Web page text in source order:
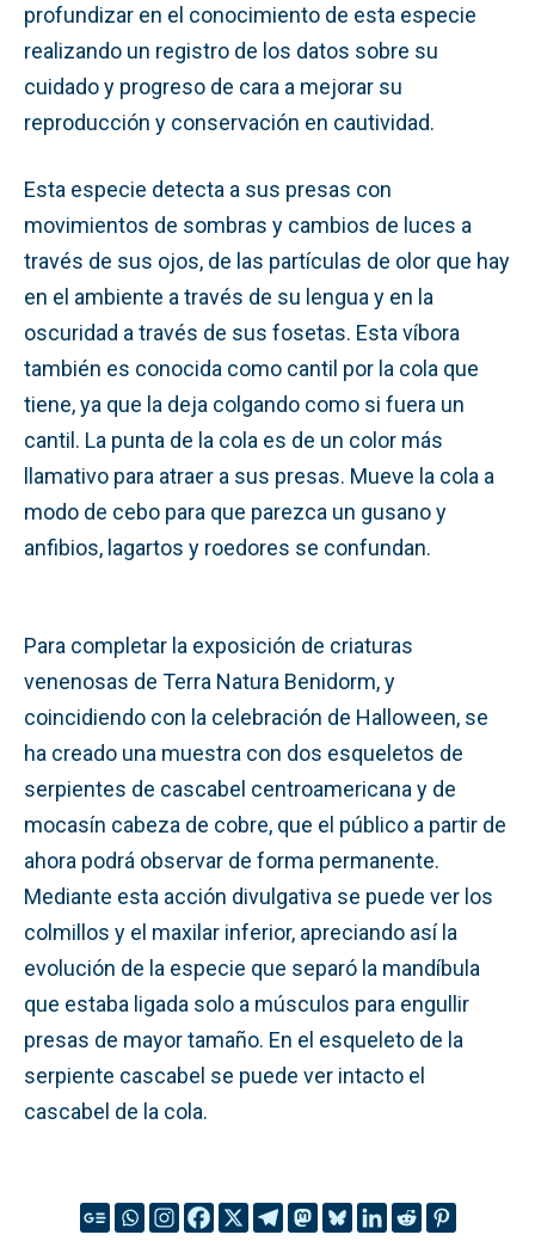
profundizar en el conocimiento de esta especie
realizando un registro de los datos sobre su
cuidado y progreso de cara a mejorar su
reproducción y conservación en cautividad.
Esta especie detecta a sus presas con
movimientos de sombras y cambios de luces a
través de sus ojos, de las partículas de olor que hay
en el ambiente a través de su lengua y en la
oscuridad a través de sus fosetas. Esta víbora
también es conocida como cantil por la cola que
tiene, ya que la deja colgando como si fuera un
cantil. La punta de la cola es de un color más
llamativo para atraer a sus presas. Mueve la cola a
modo de cebo para que parezca un gusano y
anfibios, lagartos y roedores se confundan.
Para completar la exposición de criaturas
venenosas de Terra Natura Benidorm, y
coincidiendo con la celebración de Halloween, se
ha creado una muestra con dos esqueletos de
serpientes de cascabel centroamericana y de
mocasín cabeza de cobre, que el público a partir de
ahora podrá observar de forma permanente.
Mediante esta acción divulgativa se puede ver los
colmillos y el maxilar inferior, apreciando así la
evolución de la especie que separó la mandíbula
que estaba ligada solo a músculos para engullir
presas de mayor tamaño. En el esqueleto de la
serpiente cascabel se puede ver intacto el
cascabel de la cola.